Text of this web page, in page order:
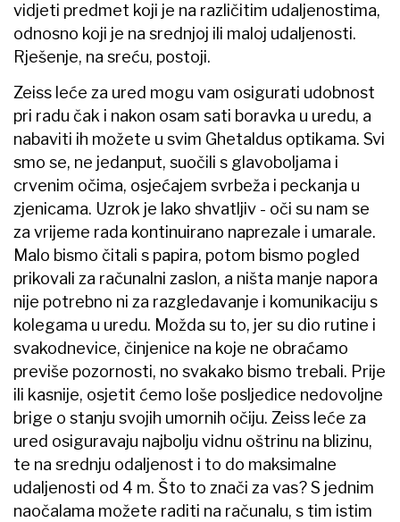
vidjeti predmet koji je na različitim udaljenostima,
odnosno koji je na srednjoj ili maloj udaljenosti.
Rješenje, na sreću, postoji.
Zeiss leće za ured mogu vam osigurati udobnost
pri radu čak i nakon osam sati boravka u uredu, a
nabaviti ih možete u svim Ghetaldus optikama. Svi
smo se, ne jedanput, suočili s glavoboljama i
crvenim očima, osjećajem svrbeža i peckanja u
zjenicama. Uzrok je lako shvatljiv - oči su nam se
za vrijeme rada kontinuirano naprezale i umarale.
Malo bismo čitali s papira, potom bismo pogled
prikovali za računalni zaslon, a ništa manje napora
nije potrebno ni za razgledavanje i komunikaciju s
kolegama u uredu. Možda su to, jer su dio rutine i
svakodnevice, činjenice na koje ne obraćamo
previše pozornosti, no svakako bismo trebali. Prije
ili kasnije, osjetit ćemo loše posljedice nedovoljne
brige o stanju svojih umornih očiju. Zeiss leće za
ured osiguravaju najbolju vidnu oštrinu na blizinu,
te na srednju odaljenost i to do maksimalne
udaljenosti od 4 m. Što to znači za vas? S jednim
naočalama možete raditi na računalu, s tim istim